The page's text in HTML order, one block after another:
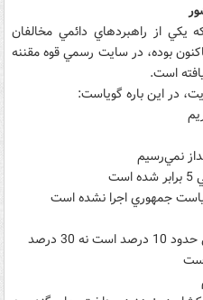
يکي از راهبردهاي دائمي مخالفان
دکتر احمدي‌نژاد از سال 1384 تاکنون بوده، در سايت رسمي قوه مقننه
است.
در اين باره گوياست: